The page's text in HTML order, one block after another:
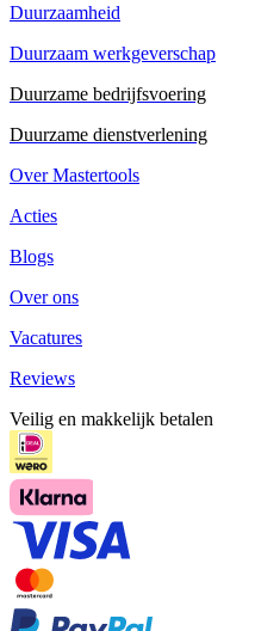
Duurzaamheid
Duurzaam werkgeverschap
Duurzame bedrijfsvoering
Duurzame dienstverlening
Over Mastertools
Acties
Blogs
Over ons
Vacatures
Reviews
Veilig en makkelijk betalen